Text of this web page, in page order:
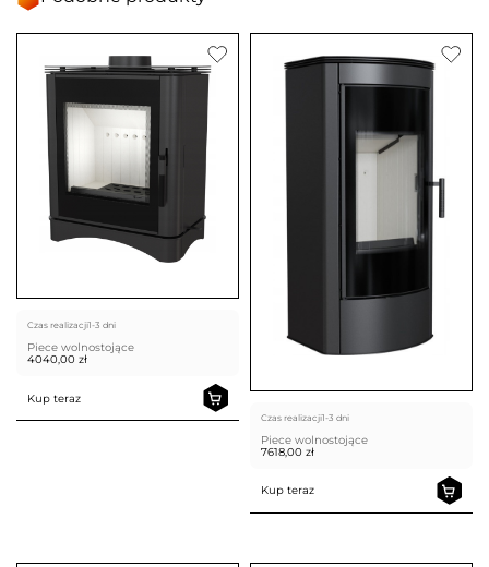
Czas realizacji1-3 dni
Piece wolnostojące
4040,00 zł
Kup teraz
Czas realizacji1-3 dni
Piece wolnostojące
7618,00 zł
Kup teraz